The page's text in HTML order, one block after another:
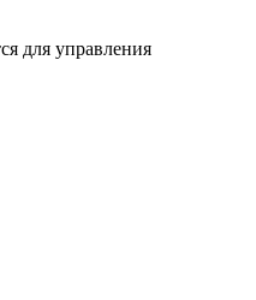
для управления